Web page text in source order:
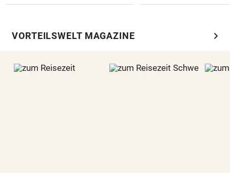
VORTEILSWELT MAGAZINE chevron_right